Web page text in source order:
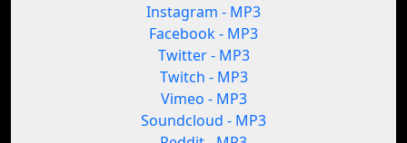
Instagram - MP3
Facebook - MP3
Twitter - MP3
Twitch - MP3
Vimeo - MP3
Soundcloud - MP3